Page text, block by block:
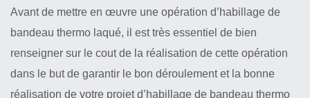
Avant de mettre en œuvre une opération d’habillage de
bandeau thermo laqué, il est très essentiel de bien
renseigner sur le cout de la réalisation de cette opération
dans le but de garantir le bon déroulement et la bonne
réalisation de votre projet d’habillage de bandeau thermo